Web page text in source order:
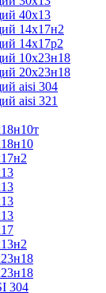
40х13
14х17н2
14х17р2
10х23н18
20х23н18
aisi 304
aisi 321
304